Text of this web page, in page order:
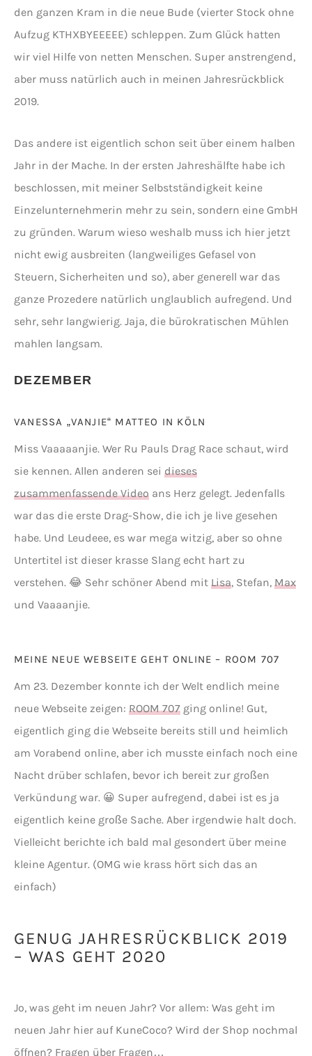
den ganzen Kram in die neue Bude (vierter Stock ohne
Aufzug KTHXBYEEEEE) schleppen. Zum Glück hatten
wir viel Hilfe von netten Menschen. Super anstrengend,
aber muss natürlich auch in meinen Jahresrückblick
2019.
Das andere ist eigentlich schon seit über einem halben
Jahr in der Mache. In der ersten Jahreshälfte habe ich
beschlossen, mit meiner Selbstständigkeit keine
Einzelunternehmerin mehr zu sein, sondern eine GmbH
zu gründen. Warum wieso weshalb muss ich hier jetzt
nicht ewig ausbreiten (langweiliges Gefasel von
Steuern, Sicherheiten und so), aber generell war das
ganze Prozedere natürlich unglaublich aufregend. Und
sehr, sehr langwierig. Jaja, die bürokratischen Mühlen
mahlen langsam.
DEZEMBER
VANESSA „VANJIE“ MATTEO IN KÖLN
Miss Vaaaaanjie. Wer Ru Pauls Drag Race schaut, wird
sie kennen. Allen anderen sei dieses
zusammenfassende Video ans Herz gelegt. Jedenfalls
war das die erste Drag-Show, die ich je live gesehen
habe. Und Leudeee, es war mega witzig, aber so ohne
Untertitel ist dieser krasse Slang echt hart zu
verstehen. 😂 Sehr schöner Abend mit Lisa, Stefan, Max
und Vaaaanjie.
MEINE NEUE WEBSEITE GEHT ONLINE – ROOM 707
Am 23. Dezember konnte ich der Welt endlich meine
neue Webseite zeigen: ROOM 707 ging online! Gut,
eigentlich ging die Webseite bereits still und heimlich
am Vorabend online, aber ich musste einfach noch eine
Nacht drüber schlafen, bevor ich bereit zur großen
Verkündung war. 😀 Super aufregend, dabei ist es ja
eigentlich keine große Sache. Aber irgendwie halt doch.
Vielleicht berichte ich bald mal gesondert über meine
kleine Agentur. (OMG wie krass hört sich das an
einfach)
GENUG JAHRESRÜCKBLICK 2019
– WAS GEHT 2020
Jo, was geht im neuen Jahr? Vor allem: Was geht im
neuen Jahr hier auf KuneCoco? Wird der Shop nochmal
öffnen? Fragen über Fragen…